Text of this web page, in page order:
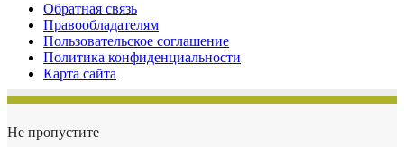
Обратная связь
Правообладателям
Пользовательское соглашение
Политика конфиденциальности
Карта сайта
Не пропустите